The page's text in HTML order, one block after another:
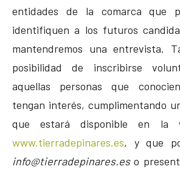
entidades de la comarca que
identifiquen a los futuros
mantendremos una entrevista.
posibilidad de inscribirse
aquellas personas que
tengan interés, cumplimentando
que estará disponible en la
www.tierradepinares.es, y que
info@tierradepinares.eso